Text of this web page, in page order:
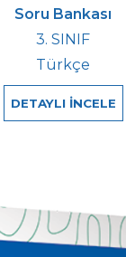
Soru Bankası
3. SINIF
Türkçe
DETAYLI İNCELE